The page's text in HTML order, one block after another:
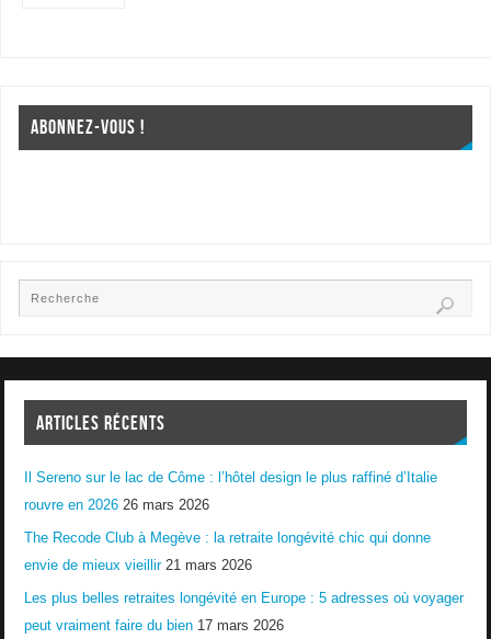
ABONNEZ-VOUS !
ARTICLES RÉCENTS
Il Sereno sur le lac de Côme : l’hôtel design le plus raffiné d’Italie
rouvre en 2026 26 mars 2026
The Recode Club à Megève : la retraite longévité chic qui donne
envie de mieux vieillir 21 mars 2026
Les plus belles retraites longévité en Europe : 5 adresses où voyager
peut vraiment faire du bien 17 mars 2026